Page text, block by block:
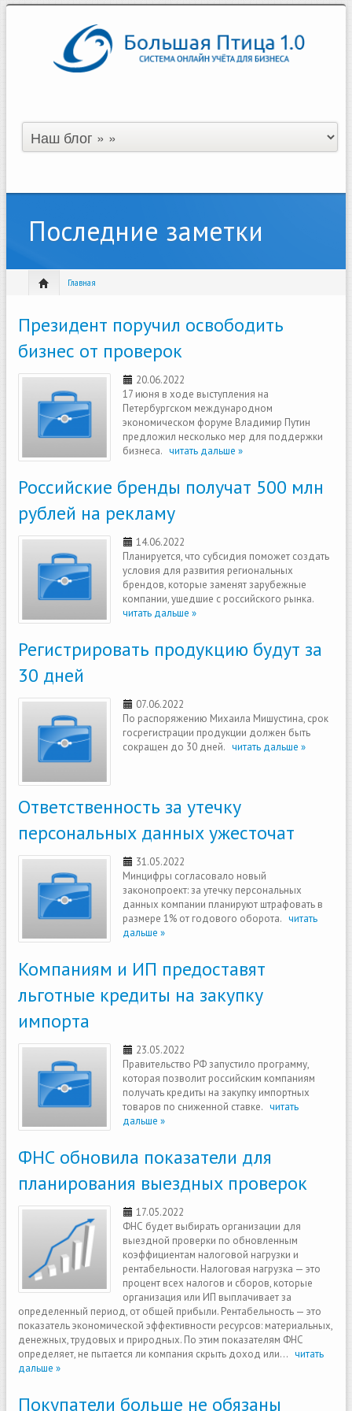
Последние заметки
Главная
Президент поручил освободить
бизнес от проверок
20.06.2022
17 июня в ходе выступления на
Петербургском международном
экономическом форуме Владимир Путин
предложил несколько мер для поддержки
бизнеса. читать дальше »
Российские бренды получат 500 млн
рублей на рекламу
14.06.2022
Планируется, что субсидия поможет создать
условия для развития региональных
брендов, которые заменят зарубежные
компании, ушедшие с российского рынка.
читать дальше »
Регистрировать продукцию будут за
30 дней
07.06.2022
По распоряжению Михаила Мишустина, срок
госрегистрации продукции должен быть
сокращен до 30 дней. читать дальше »
Ответственность за утечку
персональных данных ужесточат
31.05.2022
Минцифры согласовало новый
законопроект: за утечку персональных
данных компании планируют штрафовать в
размере 1% от годового оборота. читать
дальше »
Компаниям и ИП предоставят
льготные кредиты на закупку
импорта
23.05.2022
Правительство РФ запустило программу,
которая позволит российским компаниям
получать кредиты на закупку импортных
товаров по сниженной ставке. читать
дальше »
ФНС обновила показатели для
планирования выездных проверок
17.05.2022
ФНС будет выбирать организации для
выездной проверки по обновленным
коэффициентам налоговой нагрузки и
рентабельности. Налоговая нагрузка — это
процент всех налогов и сборов, которые
организация или ИП выплачивает за
определенный период, от общей прибыли. Рентабельность — это
показатель экономической эффективности ресурсов: материальных,
денежных, трудовых и природных. По этим показателям ФНС
определяет, не пытается ли компания скрыть доход или... читать
дальше »
Покупатели больше не обязаны